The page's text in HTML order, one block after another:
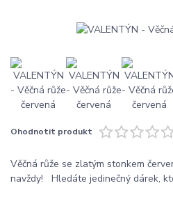
Ohodnotit produkt
Věčná růže se zlatým stonkem
navždy! Hledáte jedinečný dárek,